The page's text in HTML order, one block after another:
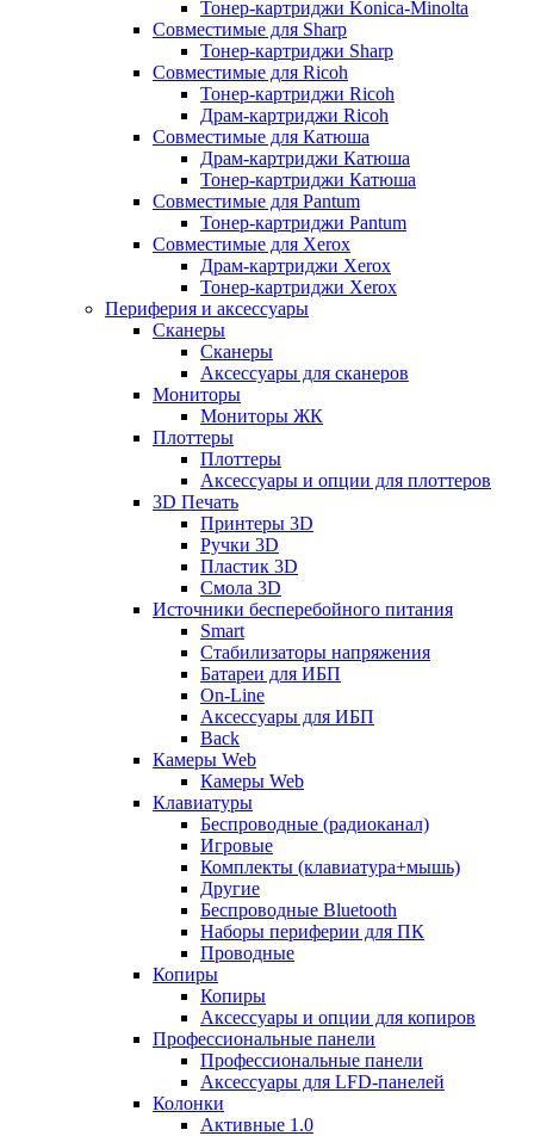
Тонер-картриджи Konica-Minolta
Совместимые для Sharp
Тонер-картриджи Sharp
Совместимые для Ricoh
Тонер-картриджи Ricoh
Драм-картриджи Ricoh
Совместимые для Катюша
Драм-картриджи Катюша
Тонер-картриджи Катюша
Совместимые для Pantum
Тонер-картриджи Pantum
Совместимые для Xerox
Драм-картриджи Xerox
Тонер-картриджи Xerox
Периферия и аксессуары
Сканеры
Сканеры
Аксессуары для сканеров
Мониторы
Мониторы ЖК
Плоттеры
Плоттеры
Аксессуары и опции для плоттеров
3D Печать
Принтеры 3D
Ручки 3D
Пластик 3D
Смола 3D
Источники бесперебойного питания
Smart
Стабилизаторы напряжения
Батареи для ИБП
On-Line
Аксессуары для ИБП
Back
Камеры Web
Камеры Web
Клавиатуры
Беспроводные (радиоканал)
Игровые
Комплекты (клавиатура+мышь)
Другие
Беспроводные Bluetooth
Наборы периферии для ПК
Проводные
Копиры
Копиры
Аксессуары и опции для копиров
Профессиональные панели
Профессиональные панели
Аксессуары для LFD-панелей
Колонки
Активные 1.0